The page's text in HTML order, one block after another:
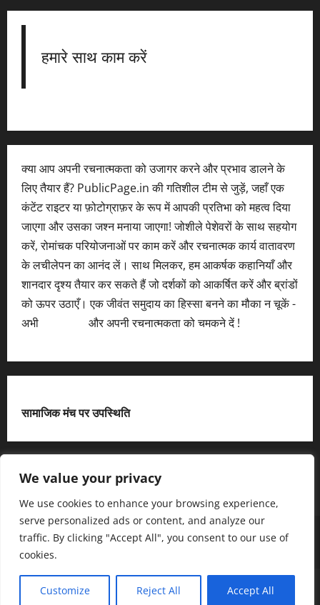
We value your privacy
We use cookies to enhance your browsing experience,
serve personalized ads or content, and analyze our
traffic. By clicking "Accept All", you consent to our use of
cookies.
Customize Reject All Accept All
हमारे साथ काम करें
क्या आप अपनी रचनात्मकता को उजागर करने और प्रभाव डालने के
लिए तैयार हैं? PublicPage.in की गतिशील टीम से जुड़ें, जहाँ एक
कंटेंट राइटर या फ़ोटोग्राफ़र के रूप में आपकी प्रतिभा को महत्व दिया
जाएगा और उसका जश्न मनाया जाएगा! जोशीले पेशेवरों के साथ सहयोग
करें, रोमांचक परियोजनाओं पर काम करें और रचनात्मक कार्य वातावरण
के लचीलेपन का आनंद लें। साथ मिलकर, हम आकर्षक कहानियाँ और
शानदार दृश्य तैयार कर सकते हैं जो दर्शकों को आकर्षित करें और ब्रांडों
को ऊपर उठाएँ। एक जीवंत समुदाय का हिस्सा बनने का मौका न चूकें -
अभी
और अपनी रचनात्मकता को चमकने दें !
सामाजिक मंच पर उपस्थिति
X
हमसे जुड़ें
आधिकारिक नीति पृष्ठ (Privacy Policy)
Copyright © All rights reserved. MoreNews द्धारा AF